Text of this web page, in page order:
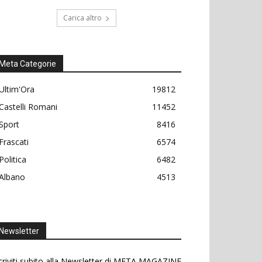
Carica altro
Categorie
19812
Romani
11452
8416
6574
6482
4513